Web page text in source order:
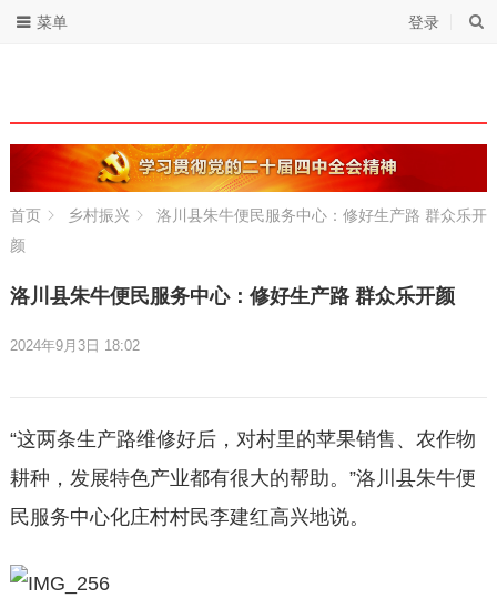
登录
菜单
首页 乡村振兴
洛川县朱牛便民服务中心：修好生产路 群众乐开
颜
洛川县朱牛便民服务中心：修好生产路 群众乐开颜
2024年9月3日 18:02
“这两条生产路维修好后，对村里的苹果销售、农作物
耕种，发展特色产业都有很大的帮助。”洛川县朱牛便
民服务中心化庄村村民李建红高兴地说。